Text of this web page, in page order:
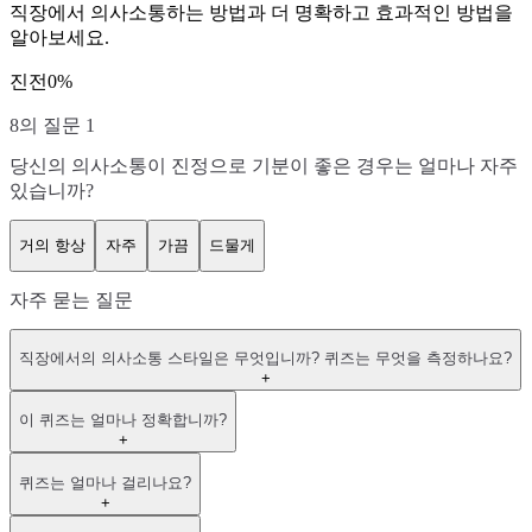
직장에서 의사소통하는 방법과 더 명확하고 효과적인 방법을
알아보세요.
진전0%
8의 질문 1
당신의 의사소통이 진정으로 기분이 좋은 경우는 얼마나 자주
있습니까?
거의 항상 자주 가끔 드물게
자주 묻는 질문
직장에서의 의사소통 스타일은 무엇입니까? 퀴즈는 무엇을 측정하나요?
+
이 퀴즈는 얼마나 정확합니까?
+
퀴즈는 얼마나 걸리나요?
+